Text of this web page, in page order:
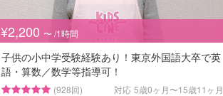
¥2,200 〜 /1時間
子供の小中学受験経験あり！東京外国語大卒で英
語・算数／数学等指導可！
(928回) 対応 5歳0ヶ月〜15歳11ヶ月